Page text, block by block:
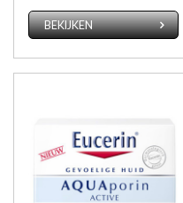
BEKIJKEN